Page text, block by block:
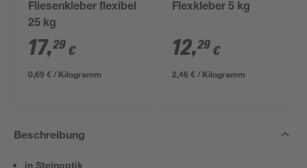
Fliesenkleber flexibel
25 kg
17,29 €
0,69 € / Kilogramm
Flexkleber 5 kg
12,29 €
2,46 € / Kilogramm
Beschreibung
in Steinoptik